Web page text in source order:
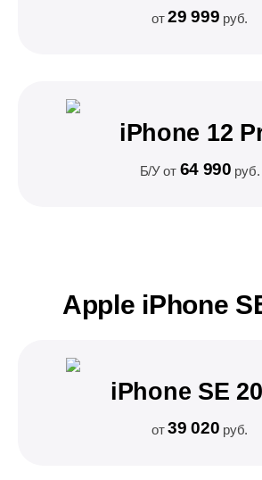
от29 999 руб.
iPhone 12
Б/У от 64 990 руб.
Apple iPhone
iPhone SE
от39 020 руб.